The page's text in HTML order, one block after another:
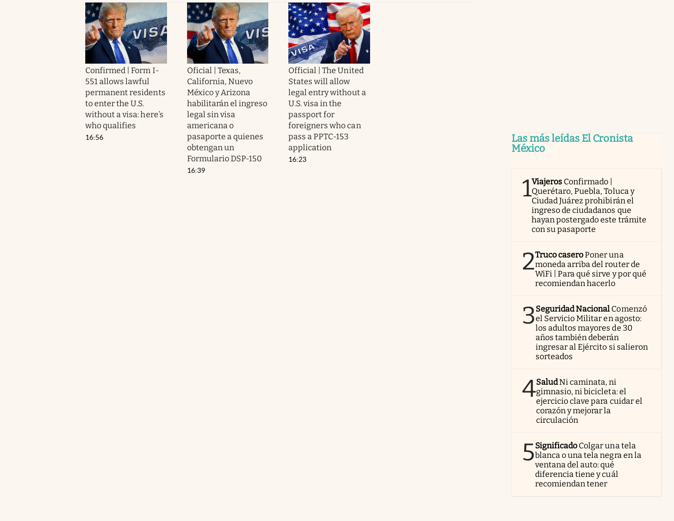
Confirmed | Form I-
551 allows lawful
permanent residents
to enter the U.S.
without a visa: here’s
who qualifies
16:56
Oficial | Texas,
California, Nuevo
México y Arizona
habilitarán el ingreso
legal sin visa
americana o
pasaporte a quienes
obtengan un
Formulario DSP-150
16:39
Official | The United
States will allow
legal entry without a
U.S. visa in the
passport for
foreigners who can
pass a PPTC-153
application
16:23
Las más leídas El Cronista
México
1Viajeros Confirmado |
Querétaro, Puebla, Toluca y
Ciudad Juárez prohibirán el
ingreso de ciudadanos que
hayan postergado este trámite
con su pasaporte
2Truco caseroPoner una
moneda arriba del router de
WiFi | Para qué sirve y por qué
recomiendan hacerlo
3Seguridad Nacional Comenzó
el Servicio Militar en agosto:
los adultos mayores de 30
años también deberán
ingresar al Ejército si salieron
sorteados
4SaludNi caminata, ni
gimnasio, ni bicicleta: el
ejercicio clave para cuidar el
corazón y mejorar la
circulación
5Significado Colgar una tela
blanca o una tela negra en la
ventana del auto: qué
diferencia tiene y cuál
recomiendan tener